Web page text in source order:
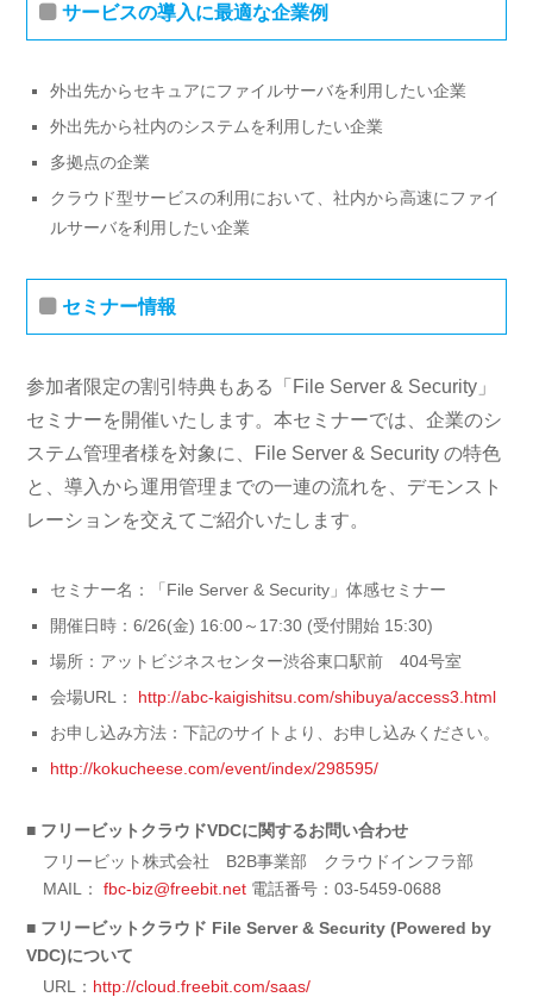
サービスの導入に最適な企業例
外出先からセキュアにファイルサーバを利用したい企業
外出先から社内のシステムを利用したい企業
多拠点の企業
クラウド型サービスの利用において、社内から高速にファイ
ルサーバを利用したい企業
セミナー情報
参加者限定の割引特典もある「File Server & Security」
セミナーを開催いたします。本セミナーでは、企業のシ
ステム管理者様を対象に、File Server & Security の特色
と、導入から運用管理までの一連の流れを、デモンスト
レーションを交えてご紹介いたします。
セミナー名：「File Server & Security」体感セミナー
開催日時：6/26(金) 16:00～17:30 (受付開始 15:30)
場所：アットビジネスセンター渋谷東口駅前 404号室
会場URL： http://abc-kaigishitsu.com/shibuya/access3.html
お申し込み方法：下記のサイトより、お申し込みください。
http://kokucheese.com/event/index/298595/
■ フリービットクラウドVDCに関するお問い合わせ
フリービット株式会社 B2B事業部 クラウドインフラ部
MAIL：fbc-biz@freebit.net 電話番号：03-5459-0688
■ フリービットクラウド File Server & Security (Powered by
VDC)について
URL： http://cloud.freebit.com/saas/